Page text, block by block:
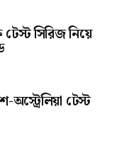
টেস্ট সিরিজ নিয়ে
অস্ট্রেলিয়া টেস্ট